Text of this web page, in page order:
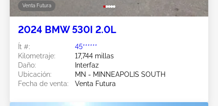
Venta Futura
2024 BMW 530I 2.0L
Ít #:
45******
Kilometraje:
17,744 millas
Daño:
Interfaz
Ubicación:
MN - MINNEAPOLIS SOUTH
Fecha de venta:
Venta Futura